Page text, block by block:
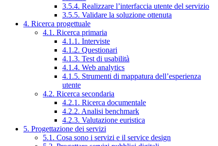
3.5.4. Realizzare l’interfaccia utente del servizio
3.5.5. Validare la soluzione ottenuta
4. Ricerca progettuale
4.1. Ricerca primaria
4.1.1. Interviste
4.1.2. Questionari
4.1.3. Test di usabilità
4.1.4. Web analytics
4.1.5. Strumenti di mappatura dell’esperienza
utente
4.2. Ricerca secondaria
4.2.1. Ricerca documentale
4.2.2. Analisi benchmark
4.2.3. Valutazione euristica
5. Progettazione dei servizi
5.1. Cosa sono i servizi e il service design